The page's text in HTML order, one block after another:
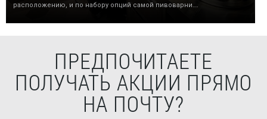
расположению, и по набору опций самой пивоварни….
ПРЕДПОЧИТАЕТЕ
ПОЛУЧАТЬ АКЦИИ ПРЯМО
НА ПОЧТУ?